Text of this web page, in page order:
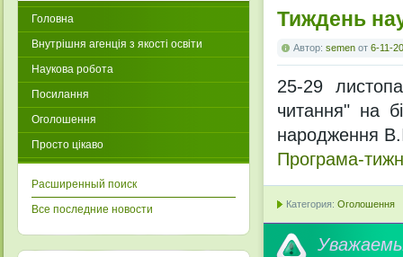
Тиждень
Автор: semen от 6-11-
25-29
читання" на
народження
Програма-
Категория: Оголошення
Головна
Внутрішня агенція з якості освіти
Наукова робота
Посилання
Оголошення
Просто цікаво
Расширенный поиск
Все последние новости